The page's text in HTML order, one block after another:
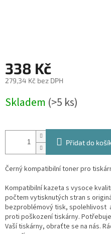
338 Kč
279,34 Kč bez DPH
cena:
Skladem (>5 ks)
Přidat do
Černý kompatibilní toner pro
Kompatibilní kazeta s vysoce
počtem vytisknutých stran s
bezproblémový tisk, spolehlivost
proti poškození tiskárny.
Vaší tiskárny, obraťte se na nás.